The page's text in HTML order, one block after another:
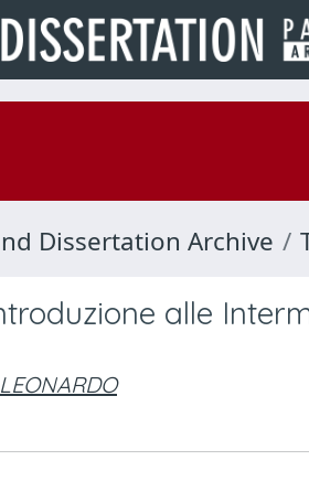
Dissertation Archive
alle